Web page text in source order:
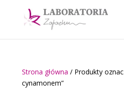
Strona główna / Produkty
cynamonem”